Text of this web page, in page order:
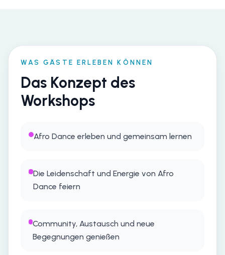
WAS GÄSTE ERLEBEN KÖNNEN
Das Konzept des
Workshops
Afro Dance erleben und gemeinsam lernen
Die Leidenschaft und Energie von Afro
Dance feiern
Community, Austausch und neue
Begegnungen genießen